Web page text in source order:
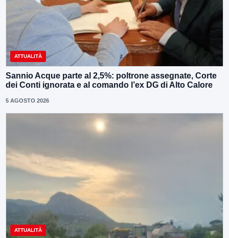
ATTUALITÀ
Sannio Acque parte al 2,5%: poltrone assegnate, Corte
dei Conti ignorata e al comando l’ex DG di Alto Calore
5 AGOSTO 2026
ATTUALITÀ